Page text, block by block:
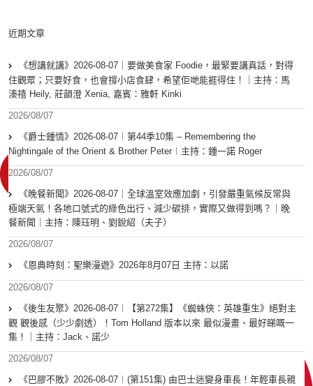
近期文章
《想講就講》2026-08-07｜要做美食家 Foodie，最緊要講真話，對得
住觀眾；只要好食，也會撐小店食肆，希望佢哋能捱得住！｜主持：馬
溱禧 Heily, 莊韻澄 Xenia, 嘉賓：雅軒 Kinki
2026/08/07
《爵士鍾情》2026-08-07︱第44季10集 – Remembering the
Nightingale of the Orient & Brother Peter︱主持：鍾一諾 Roger
2026/08/07
《晚餐新聞》2026-08-07｜全球溫室效應加劇，引發嚴重氣候反常與
極端天氣！各地口號式的綠色出行、減少碳排，實際又做得到嗎？｜晚
餐新聞｜主持：陳珏明、劉銳紹（夫子）
2026/08/07
《恩典時刻：聖樂漫遊》2026年8月07日 主持：以諾
2026/08/07
《後生友聚》2026-08-07︱【第272集】《蜘蛛俠：英雄重生》絕對主
觀 觀後感（少少劇透）！Tom Holland 版本以來 最似漫畫、最好睇嘅一
集！｜主持：Jack、諾少
2026/08/07
《巴膠不敗》2026-08-07︱(第151集) 由巴士迷變身車長！年輕車長親